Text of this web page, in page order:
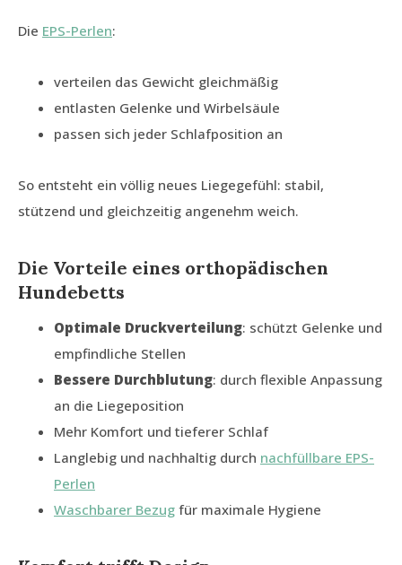
Die EPS-Perlen:
verteilen das Gewicht gleichmäßig
entlasten Gelenke und Wirbelsäule
passen sich jeder Schlafposition an
So entsteht ein völlig neues Liegegefühl: stabil,
stützend und gleichzeitig angenehm weich.
Die Vorteile eines orthopädischen
Hundebetts
Optimale Druckverteilung: schützt Gelenke und
empfindliche Stellen
Bessere Durchblutung: durch flexible Anpassung
an die Liegeposition
Mehr Komfort und tieferer Schlaf
Langlebig und nachhaltig durch nachfüllbare EPS-
Perlen
Waschbarer Bezug für maximale Hygiene